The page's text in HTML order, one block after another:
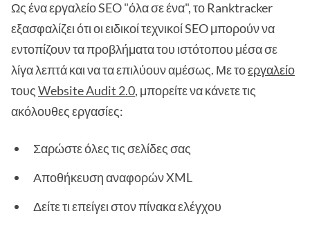
Ως ένα εργαλείο SEO "όλα σε ένα", το Ranktracker
εξασφαλίζει ότι οι ειδικοί τεχνικοί SEO μπορούν να
εντοπίζουν τα προβλήματα του ιστότοπου μέσα σε
λίγα λεπτά και να τα επιλύουν αμέσως. Με τοεργαλείο
τουςWebsite Audit 2.0, μπορείτε να κάνετε τις
ακόλουθες εργασίες:
Σαρώστε όλες τις σελίδες σας
Αποθήκευση αναφορών XML
Δείτε τι επείγει στον πίνακα ελέγχου